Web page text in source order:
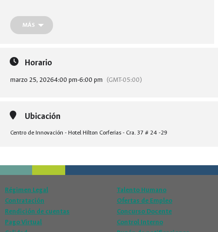
Esta sesión: Saludtech – Soluciones digitales para la
intervención médica
MÁS
Horario
marzo 25, 20264:00 pm-6:00 pm (GMT-05:00)
Ubicación
Centro de Innovación - Hotel Hilton Corferias - Cra. 37 # 24 -29
Régimen Legal
Contratación
Rendición de cuentas
Pago Virtual
Talento Humano
Ofertas de Empleo
Concurso Docente
Control Interno